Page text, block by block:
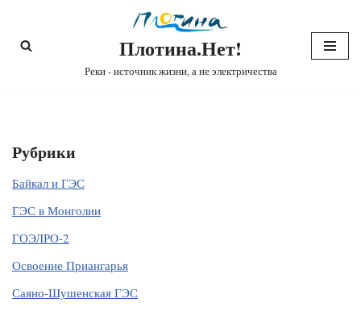
Перейти
Плотина.Нет!
Реки - источник жизни, а не электричества
Рубрики
Байкал и ГЭС
ГЭС в Монголии
ГОЭЛРО-2
Освоение Приангарья
Саяно-Шушенская ГЭС